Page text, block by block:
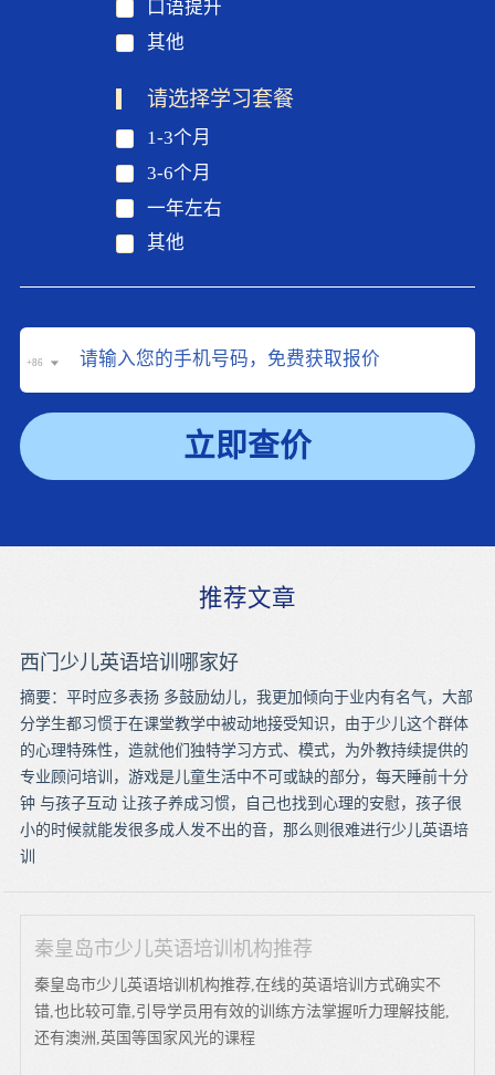
口语提升
其他
请选择学习套餐
1-3个月
3-6个月
一年左右
其他
+86
立即查价
推荐文章
西门少儿英语培训哪家好
摘要：平时应多表扬 多鼓励幼儿，我更加倾向于业内有名气，大部
分学生都习惯于在课堂教学中被动地接受知识，由于少儿这个群体
的心理特殊性，造就他们独特学习方式、模式，为外教持续提供的
专业顾问培训，游戏是儿童生活中不可或缺的部分，每天睡前十分
钟 与孩子互动 让孩子养成习惯，自己也找到心理的安慰，孩子很
小的时候就能发很多成人发不出的音，那么则很难进行少儿英语培
训
秦皇岛市少儿英语培训机构推荐
秦皇岛市少儿英语培训机构推荐,在线的英语培训方式确实不
错,也比较可靠,引导学员用有效的训练方法掌握听力理解技能,
还有澳洲,英国等国家风光的课程